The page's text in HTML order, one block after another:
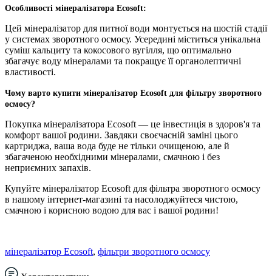
Особливості мінералізатора Ecosoft:
Цей мінералізатор для питної води монтується на шостій стадії
у системах зворотного осмосу. Усередині міститься унікальна
суміш кальциту та кокосового вугілля, що оптимально
збагачує воду мінералами та покращує її органолептичні
властивості.
Чому варто купити мінералізатор Ecosoft для фільтру зворотного
осмосу?
Покупка мінералізатора Ecosoft — це інвестиція в здоров'я та
комфорт вашої родини. Завдяки своєчасній заміні цього
картриджа, ваша вода буде не тільки очищеною, але й
збагаченою необхідними мінералами, смачною і без
неприємних запахів.
Купуйте мінералізатор Ecosoft для фільтра зворотного осмосу
в нашому інтернет-магазині та насолоджуйтеся чистою,
смачною і корисною водою для вас і вашої родини!
мінералізатор Ecosoft, фільтри зворотного осмосу